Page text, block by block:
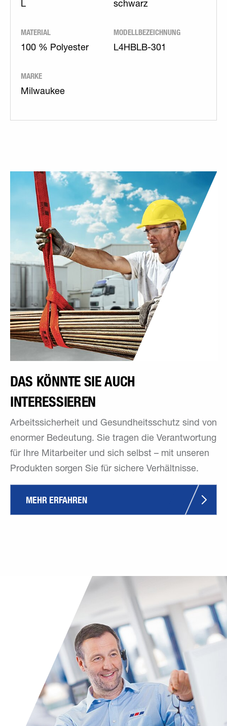
L schwarz
MATERIAL
100 % Polyester
MODELLBEZEICHNUNG
L4HBLB-301
MARKE
Milwaukee
DAS KÖNNTE SIE AUCH
INTERESSIEREN
Arbeitssicherheit und Gesundheitsschutz sind von
enormer Bedeutung. Sie tragen die Verantwortung
für Ihre Mitarbeiter und sich selbst – mit unseren
Produkten sorgen Sie für sichere Verhältnisse.
MEHR ERFAHREN